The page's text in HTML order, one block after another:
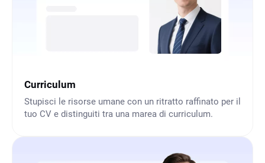
Curriculum
Stupisci le risorse umane con un ritratto raffinato per il
tuo CV e distinguiti tra una marea di curriculum.